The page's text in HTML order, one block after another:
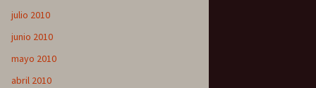
julio 2010
junio 2010
mayo 2010
abril 2010